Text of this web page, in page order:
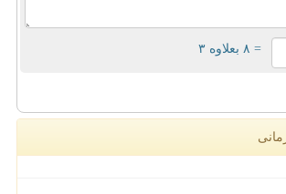
= ۸ بعلاوه ۳